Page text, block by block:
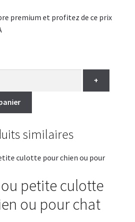
:
premium et profitez de ce prix
+
similaires
petite culotte
ou pour chat